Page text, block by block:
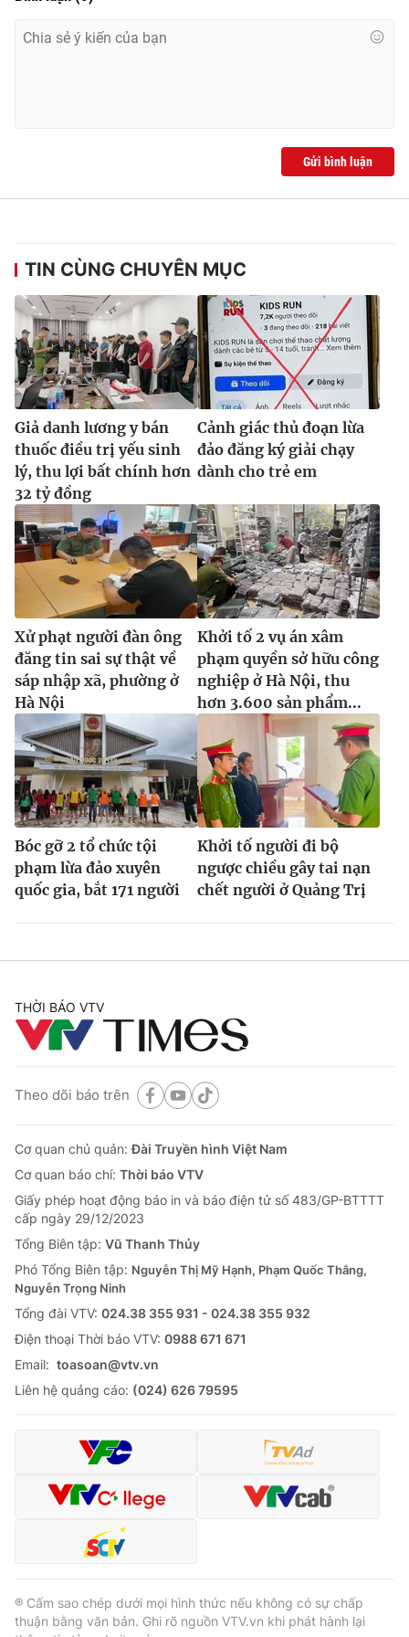
Gửi bình luận
TIN CÙNG CHUYÊN MỤC
Giả danh lương y bán
thuốc điều trị yếu sinh
lý, thu lợi bất chính hơn
32 tỷ đồng
Cảnh giác thủ đoạn lừa
đảo đăng ký giải chạy
dành cho trẻ em
Xử phạt người đàn ông
đăng tin sai sự thật về
sáp nhập xã, phường ở
Hà Nội
Khởi tố 2 vụ án xâm
phạm quyền sở hữu công
nghiệp ở Hà Nội, thu
hơn 3.600 sản phẩm...
Bóc gỡ 2 tổ chức tội
phạm lừa đảo xuyên
quốc gia, bắt 171 người
Khởi tố người đi bộ
ngược chiều gây tai nạn
chết người ở Quảng Trị
THỜI BÁO VTV
Theo dõi báo trên
Cơ quan chủ quản:Đài Truyền hình Việt Nam
Cơ quan báo chí: Thời báo VTV
Giấy phép hoạt động báo in và báo điện tử số 483/GP-BTTTT
cấp ngày 29/12/2023
Tổng Biên tập: Vũ Thanh Thủy
Phó Tổng Biên tập: Nguyễn Thị Mỹ Hạnh, Phạm Quốc Thắng,
Nguyễn Trọng Ninh
Tổng đài VTV: 024.38 355 931 - 024.38 355 932
Ðiện thoại Thời báo VTV: 0988 671 671
Email: toasoan@vtv.vn
Liên hệ quảng cáo: (024) 626 79595
® Cấm sao chép dưới mọi hình thức nếu không có sự chấp
thuận bằng văn bản. Ghi rõ nguồn VTV.vn khi phát hành lại